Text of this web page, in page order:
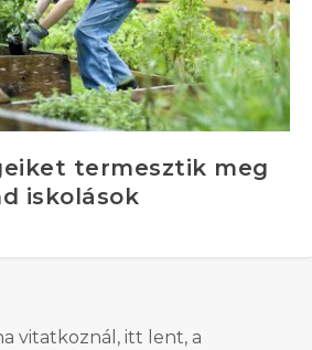
termesztik meg
iskolások
vitatkoznál, itt lent, a